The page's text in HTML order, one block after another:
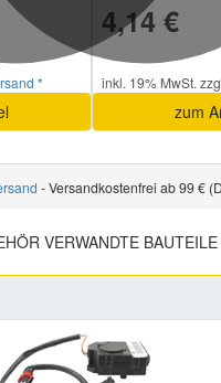
*
4,14 €
inkl. 19% MwSt.
zum
- Versandkostenfrei ab 99 €
VERWANDTE